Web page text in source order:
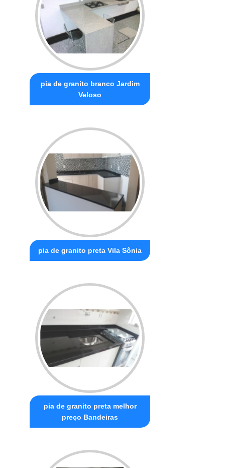
pia de granito branco Jardim
Veloso
pia de granito preta Vila Sônia
pia de granito preta melhor
preço Bandeiras